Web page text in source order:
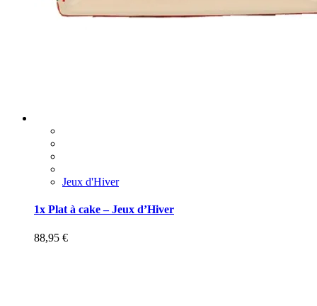
Jeux d'Hiver
1x Plat à cake – Jeux d’Hiver
88,95 €